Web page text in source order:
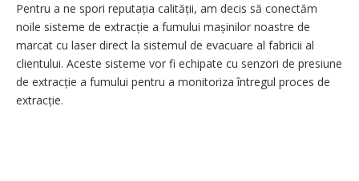
Pentru a ne spori reputația calității, am decis să conectăm
noile sisteme de extracție a fumului mașinilor noastre de
marcat cu laser direct la sistemul de evacuare al fabricii al
clientului. Aceste sisteme vor fi echipate cu senzori de presiune
de extracție a fumului pentru a monitoriza întregul proces de
extracție.